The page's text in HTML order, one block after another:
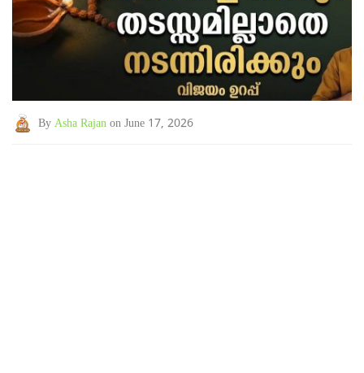
By Asha Rajan on June 17, 2026